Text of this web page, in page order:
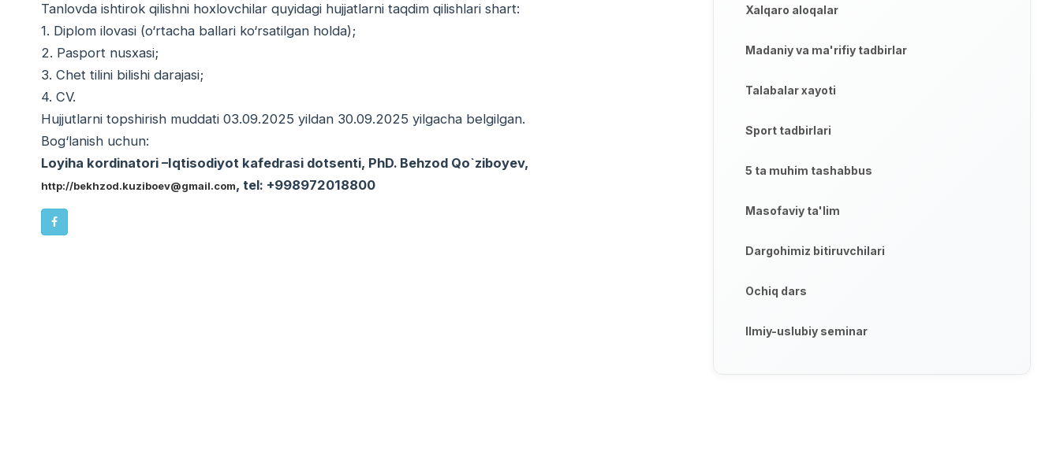
Tanlovda ishtirok qilishni hoxlovchilar quyidagi hujjatlarni taqdim qilishlari shart:
1. Diplom ilovasi (o‘rtacha ballari ko‘rsatilgan holda);
2. Pasport nusxasi;
3. Chet tilini bilishi darajasi;
4. CV.
Hujjutlarni topshirish muddati 03.09.2025 yildan 30.09.2025 yilgacha belgilgan.
Bog‘lanish uchun:
Loyiha kordinatori –Iqtisodiyot kafedrasi dotsenti, PhD. Behzod Qo`ziboyev,
http://bekhzod.kuziboev@gmail.com, tel: +998972018800
Xalqaro aloqalar
Madaniy va ma'rifiy tadbirlar
Talabalar xayoti
Sport tadbirlari
5 ta muhim tashabbus
Masofaviy ta'lim
Dargohimiz bitiruvchilari
Ochiq dars
Ilmiy-uslubiy seminar